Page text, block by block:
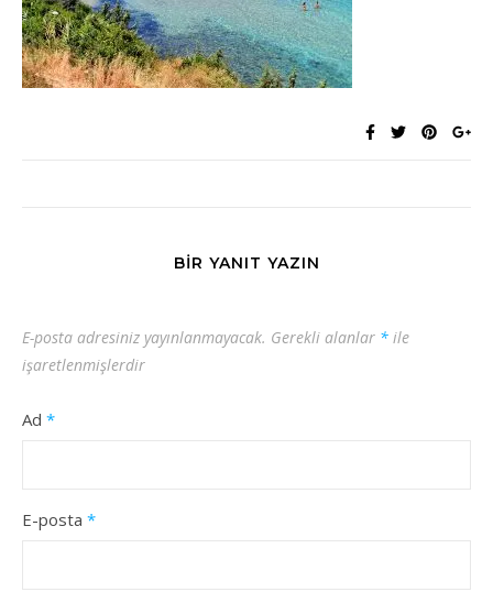
BIR YANIT YAZIN
E-posta adresiniz yayınlanmayacak. Gerekli alanlar * ile
işaretlenmişlerdir
Ad *
E-posta *